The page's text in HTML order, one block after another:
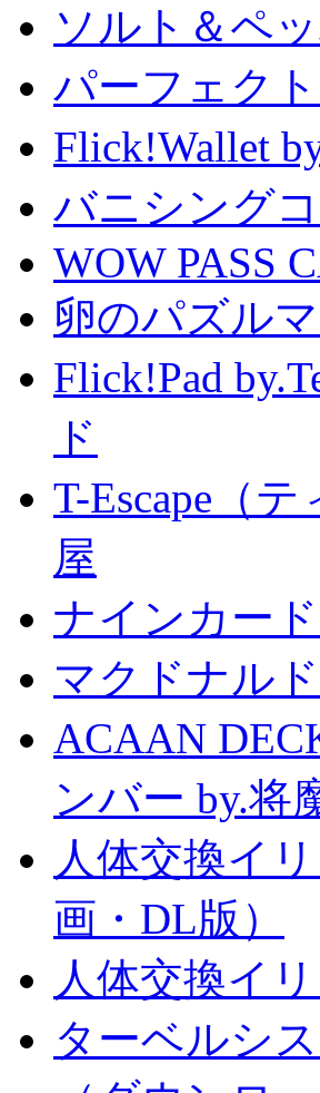
ソルト＆ペ
パーフェク
Flick!Wallet
バニシング
WOW PASS
卵のパズル
Flick!Pad
ド
T-Escape（
屋
ナインカー
マクドナル
ACAAN
ンバー by.将
人体交換イ
画・DL版）
人体交換イ
ターベルシ